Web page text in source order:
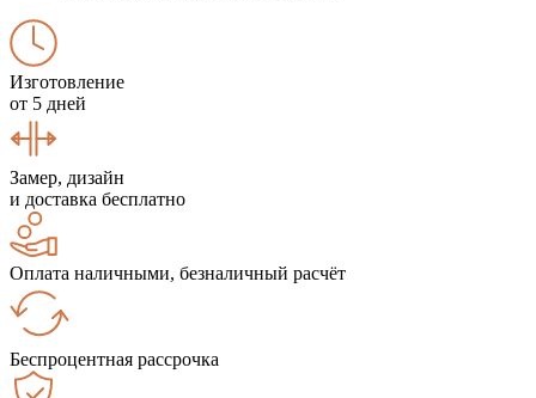
Изготовление
от 5 дней
Замер, дизайн
и доставка бесплатно
Оплата наличными, безналичный расчёт
Беспроцентная рассрочка